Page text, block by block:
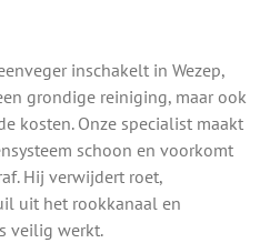
inschakelt in Wezep,
grondige reiniging, maar ook
kosten. Onze specialist maakt
schoon en voorkomt
Hij verwijdert roet,
uit het rookkanaal en
veilig werkt.